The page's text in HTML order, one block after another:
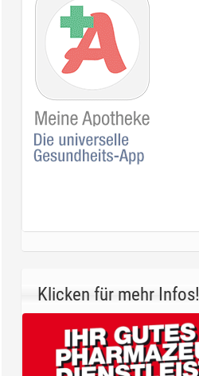
Klicken für mehr Infos!